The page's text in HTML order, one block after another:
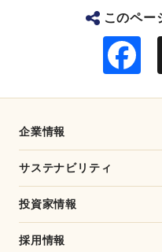
このペー
企業情報
サステナビリティ
投資家情報
採用情報